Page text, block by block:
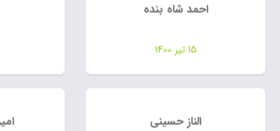
احمد شاه بنده
15 تیر 1400
الناز حسینی